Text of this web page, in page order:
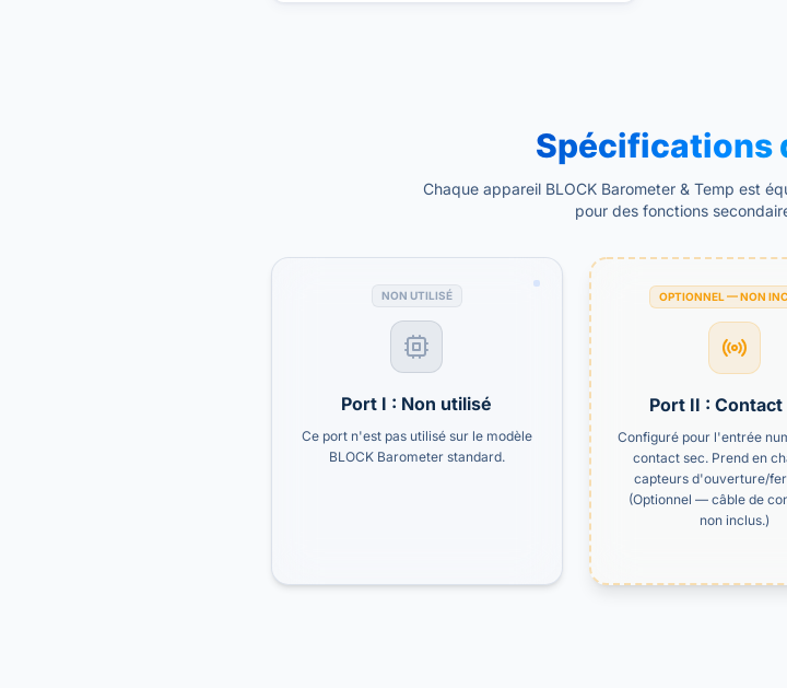
Spécifications
Chaque appareil BLOCK Barometer & Temp est
pour des fonctions
NON UTILISÉ
Port I : Non utilisé
Ce port n'est pas utilisé sur le modèle
BLOCK Barometer standard.
OPTIONNEL — NON
Port II : Contact
Configuré pour l'entrée
contact sec. Prend en
capteurs d'ouverture/
(Optionnel — câble de
non inclus.)